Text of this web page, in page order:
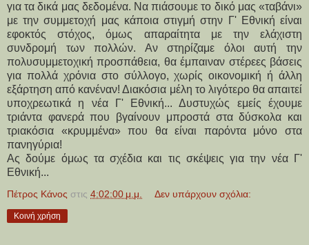
για τα δικά μας δεδομένα. Να πιάσουμε το δικό μας «ταβάνι»
με την συμμετοχή μας κάποια στιγμή στην Γ' Εθνική είναι
εφοκτός στόχος, όμως απαραίτητα με την ελάχιστη
συνδρομή των πολλών. Αν στηρίζαμε όλοι αυτή την
πολυσυμμετοχική προσπάθεια, θα έμπαιναν στέρεες βάσεις
για πολλά χρόνια στο σύλλογο, χωρίς οικονομική ή άλλη
εξάρτηση από κανέναν! Διακόσια μέλη το λιγότερο θα απαιτεί
υποχρεωτικά η νέα Γ' Εθνική... Δυστυχώς εμείς έχουμε
τριάντα φανερά που βγαίνουν μπροστά στα δύσκολα και
τριακόσια «κρυμμένα» που θα είναι παρόντα μόνο στα
πανηγύρια!
Ας δούμε όμως τα σχέδια και τις σκέψεις για την νέα Γ'
Εθνική...
Πέτρος Κάνος στις 4:02:00 μ.μ. Δεν υπάρχουν σχόλια:
Κοινή χρήση